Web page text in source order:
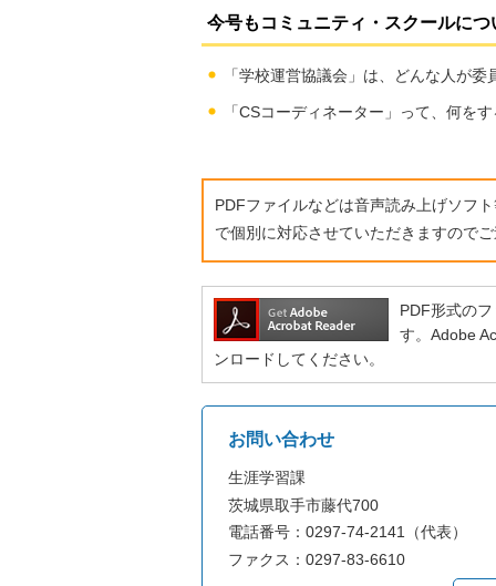
今号もコミュニティ・スクールに
「学校運営協議会」は、どんな人が委
「CSコーディネーター」って、何をす
PDFファイルなどは音声読み上げソフ
で個別に対応させていただきますのでご
PDF形式の
す。Adobe
ンロードしてください。
お問い合わせ
生涯学習課
茨城県取手市藤代700
電話番号：0297-74-2141（代表）
ファクス：0297-83-6610